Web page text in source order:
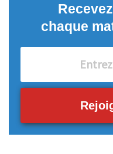
chaque